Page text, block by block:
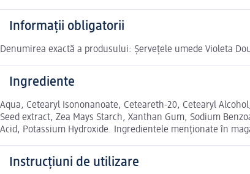
Informații obligatorii
Denumirea exactă a produsului: Șervețele umede Violeta
Ingrediente
Aqua, Cetearyl Isononanoate, Ceteareth-20, Cetearyl
Seed extract, Zea Mays Starch, Xanthan Gum, Sodium
Acid, Potassium Hydroxide. Ingredientele menționate în
Instrucțiuni de utilizare